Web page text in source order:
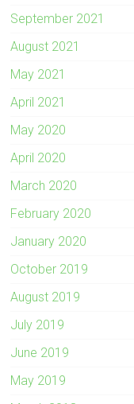
September 2021
August 2021
May 2021
April 2021
May 2020
April 2020
March 2020
February 2020
January 2020
October 2019
August 2019
July 2019
June 2019
May 2019